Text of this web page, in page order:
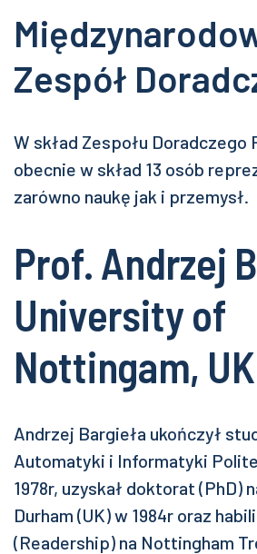
Zespół
W skład Zespołu Doradczego
obecnie w skład 13 osób
zarówno naukę jak i przemysł.
Prof. Andrzej
University of
Nottingam, UK
Andrzej Bargieła ukończył
Automatyki i Informatyki
1978r, uzyskał doktorat (PhD)
Durham (UK) w 1984r oraz
(Readership) na Nottingham